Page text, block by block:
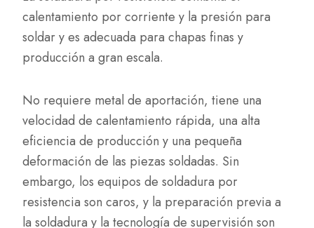
calentamiento por corriente y la presión para
soldar y es adecuada para chapas finas y
producción a gran escala.
No requiere metal de aportación, tiene una
velocidad de calentamiento rápida, una alta
eficiencia de producción y una pequeña
deformación de las piezas soldadas. Sin
embargo, los equipos de soldadura por
resistencia son caros, y la preparación previa a
la soldadura y la tecnología de supervisión son